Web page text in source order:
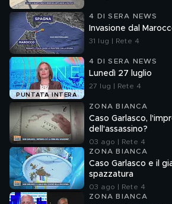
4 DI SERA NEWS
Invasione dal
31 lug | Rete 4
PUNTATA INTERA
4 DI SERA NEWS
Lunedì 27 luglio
27 lug | Rete 4
ZONA BIANCA
Caso Garlasco,
dell'assassino?
03 ago | Rete 4
ZONA BIANCA
Caso Garlasco e il
spazzatura
03 ago | Rete 4
ZONA BIANCA